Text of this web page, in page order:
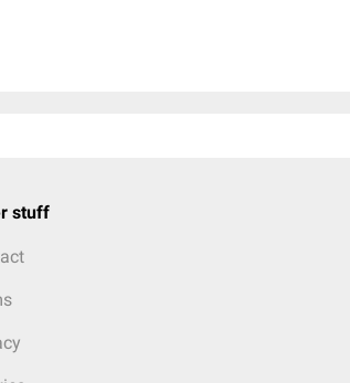
stuff